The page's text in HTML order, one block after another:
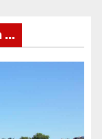
...